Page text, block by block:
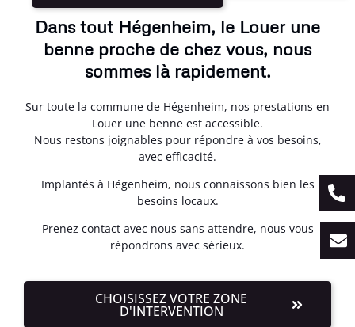
Dans tout Hégenheim, le Louer une
benne proche de chez vous, nous
sommes là rapidement.
Sur toute la commune de Hégenheim, nos prestations en
Louer une benne est accessible.
Nous restons joignables pour répondre à vos besoins,
avec efficacité.
Implantés à Hégenheim, nous connaissons bien les
besoins locaux.
Prenez contact avec nous sans attendre, nous vous
répondrons avec sérieux.
CHOISISSEZ VOTRE ZONE
D'INTERVENTION